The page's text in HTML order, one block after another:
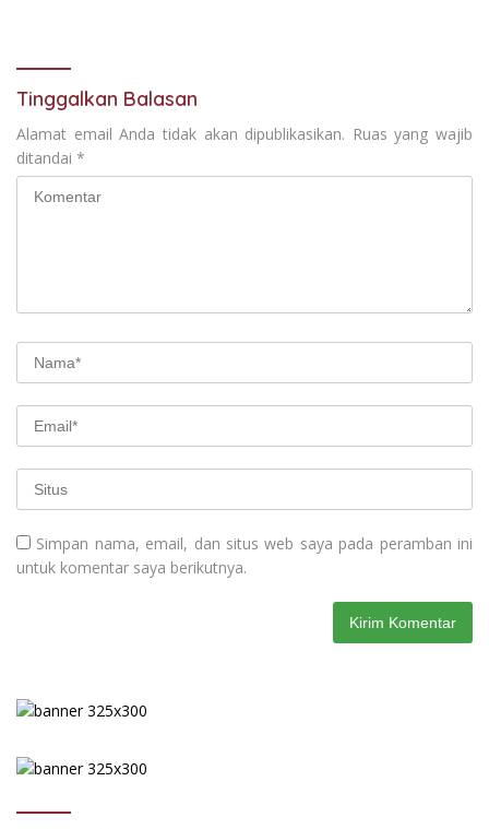
Tinggalkan Balasan
Alamat email Anda tidak akan dipublikasikan. Ruas yang wajib
ditandai *
Simpan nama, email, dan situs web saya pada peramban ini
untuk komentar saya berikutnya.